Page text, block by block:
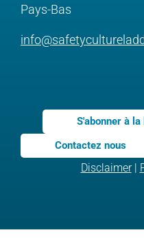
Pays-Bas
S'abonner à
Contactez nous
Disclaimer|